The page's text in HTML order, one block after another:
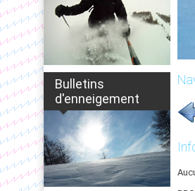
Bulletins
d'enneigement